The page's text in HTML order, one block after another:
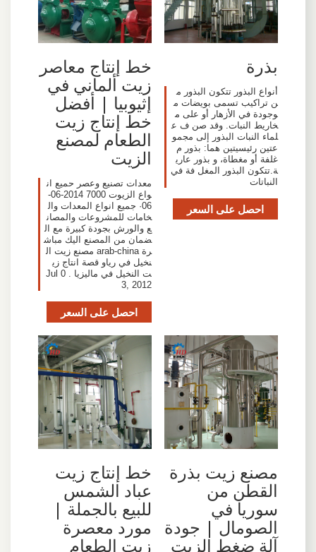
بذرة
أنواع البذور تتكون البذور م
ن تراكيب تسمى بويضات م
وجودة في الأزهار أو على م
خاريط النبات. وقد صن ف ع
لماء النبات البذور إلى مجمو
عتين رئيسيتين هما: بذور م
غلفة أو مغطاة، و بذور عاري
ة.تتكون البذور المغل فة في
النباتات
احصل على السعر
خط إنتاج معاصر
زيت ألماني في
إثيوبيا | أفضل
خط إنتاج زيت
الطعام لمصنع
الزيت
معدات تصنيع وعصر حميع ان
واع الزيوت 7000 2014-06-
06· جميع انواع المعدات وال
خامات للمشروعات والمصان
ع والورش بجودة كبيرة مع ال
ضمان من المصنع اليك مباش
رة arab-china مصنع زيت ال
نخيل في رياو قصة انتاج زي
ت النخيل في ماليزيا . Jul 0
3, 2012
احصل على السعر
مصنع زيت بذرة
القطن من
سوريا في
الصومال | جودة
آلة ضغط الزيت
خط إنتاج زيت
عباد الشمس
للبيع بالجملة |
مورد معصرة
زيت الطعام